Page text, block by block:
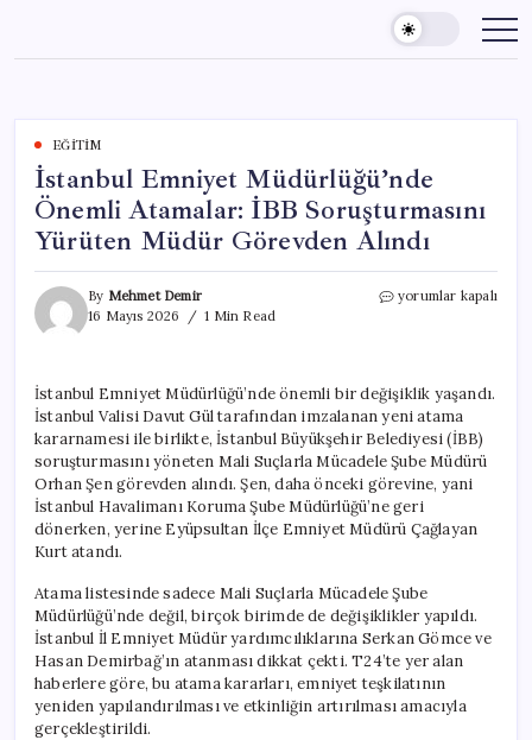
content
EĞITIM
İstanbul Emniyet Müdürlüğü’nde
Önemli Atamalar: İBB Soruşturmasını
Yürüten Müdür Görevden Alındı
By Mehmet Demir
16 Mayıs 2026
1 Min Read
İstanbul
İBB
Soruşturmasını
Yürüten
Müdür
Görevden
için
yorumlar kapalı
İstanbul Emniyet Müdürlüğü’nde önemli bir değişiklik yaşandı.
İstanbul Valisi Davut Gül tarafından imzalanan yeni atama
kararnamesi ile birlikte, İstanbul Büyükşehir Belediyesi (İBB)
soruşturmasını yöneten Mali Suçlarla Mücadele Şube Müdürü
Orhan Şen görevden alındı. Şen, daha önceki görevine, yani
İstanbul Havalimanı Koruma Şube Müdürlüğü’ne geri
dönerken, yerine Eyüpsultan İlçe Emniyet Müdürü Çağlayan
Kurt atandı.
Atama listesinde sadece Mali Suçlarla Mücadele Şube
Müdürlüğü’nde değil, birçok birimde de değişiklikler yapıldı.
İstanbul İl Emniyet Müdür yardımcılıklarına Serkan Gömce ve
Hasan Demirbağ’ın atanması dikkat çekti. T24’te yer alan
haberlere göre, bu atama kararları, emniyet teşkilatının
yeniden yapılandırılması ve etkinliğin artırılması amacıyla
gerçekleştirildi.